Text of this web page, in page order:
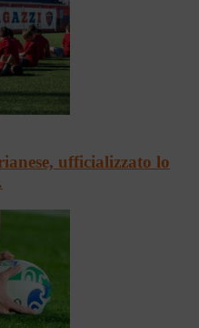
ufficializzato lo